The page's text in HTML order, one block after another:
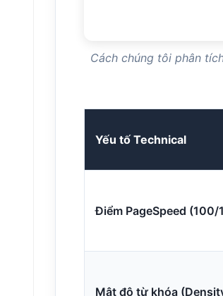
Cách chúng tôi phân
Yếu tố Technical
Điểm PageSpeed (100/
Mật độ từ khóa